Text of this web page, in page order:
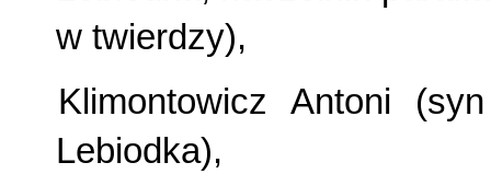
w twierdzy),
Klimontowicz Antoni
Lebiodka),